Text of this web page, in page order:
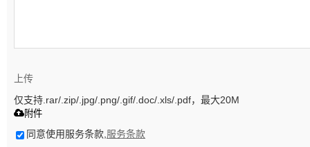
上传
仅支持.rar/.zip/.jpg/.png/.gif/.doc/.xls/.pdf，最大20M
附件
同意使用服务条款, 服务条款